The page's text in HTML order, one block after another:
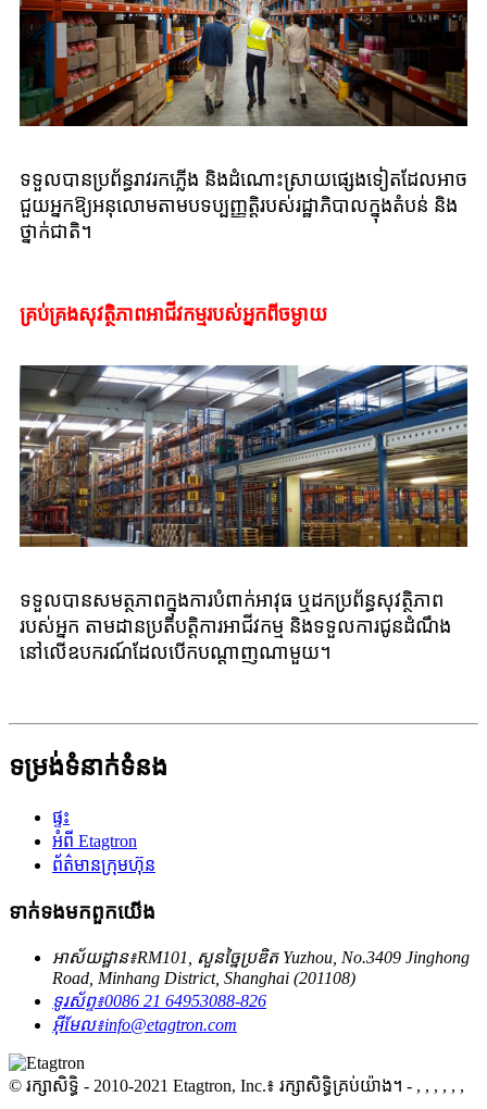
ទទួលបានប្រព័ន្ធរាវរកភ្លើង និងដំណោះស្រាយផ្សេងទៀតដែលអាច
ជួយអ្នកឱ្យអនុលោមតាមបទប្បញ្ញត្តិរបស់រដ្ឋាភិបាលក្នុងតំបន់ និង
ថ្នាក់ជាតិ។
គ្រប់គ្រងសុវត្ថិភាពអាជីវកម្មរបស់អ្នកពីចម្ងាយ
ទទួលបានសមត្ថភាពក្នុងការបំពាក់អាវុធ ឬដកប្រព័ន្ធសុវត្ថិភាព
របស់អ្នក តាមដានប្រតិបត្តិការអាជីវកម្ម និងទទួលការជូនដំណឹង
នៅលើឧបករណ៍ដែលបើកបណ្តាញណាមួយ។
ទម្រង់ទំនាក់ទំនង
ផ្ទះ
អំពី Etagtron
ព័ត៌មានក្រុមហ៊ុន
ទាក់ទង​មក​ពួក​យើង
អាស័យដ្ឋាន៖RM101, សួនច្នៃប្រឌិត Yuzhou, No.3409 Jinghong
Road, Minhang District, Shanghai (201108)
ទូរស័ព្ទ៖0086 21 64953088-826
អ៊ីមែល៖info@etagtron.com
© រក្សាសិទ្ធិ - 2010-2021 Etagtron, Inc.៖ រក្សាសិទ្ធិគ្រប់យ៉ាង។ - , , , , , ,